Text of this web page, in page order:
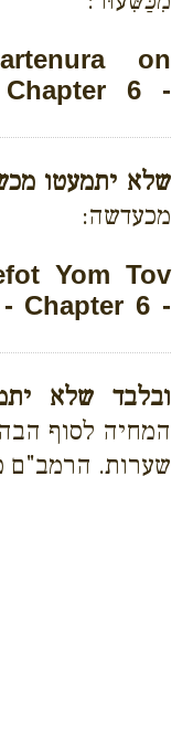
on
Chapter 6 -
שלא יתמעטו
מכעדשה:
Yom Tov
Chapter 6 -
ובלבד שלא
המחיה לסוף
שערות. הרמב"ם